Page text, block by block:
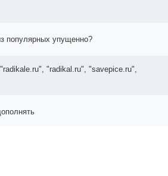
популярных упущенно?
"radikal.ru", "savepice.ru",